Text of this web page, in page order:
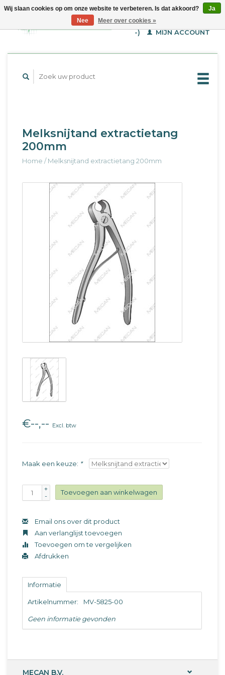
WINKELWAGEN (€--,-
-)
MIJN ACCOUNT
Melksnijtand extractietang
200mm
Home /Melksnijtand extractietang 200mm
€--,-- Excl. btw
Maak een keuze: *
+
-
Toevoegen aan winkelwagen
Email ons over dit product
Aan verlanglijst toevoegen
Toevoegen om te vergelijken
Afdrukken
Informatie
Artikelnummer: MV-5825-00
Geen informatie gevonden
MECAN B.V.
Wij slaan cookies op om onze website te verbeteren. Is dat akkoord?
Ja
Nee
Meer over cookies »